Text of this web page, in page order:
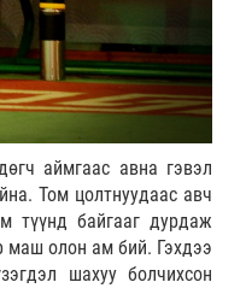
аймгаас авна гэвэл
Том цолтнуудаас авч
түүнд байгааг дурдаж
олон ам бий. Гэхдээ
шахуу болчихсон